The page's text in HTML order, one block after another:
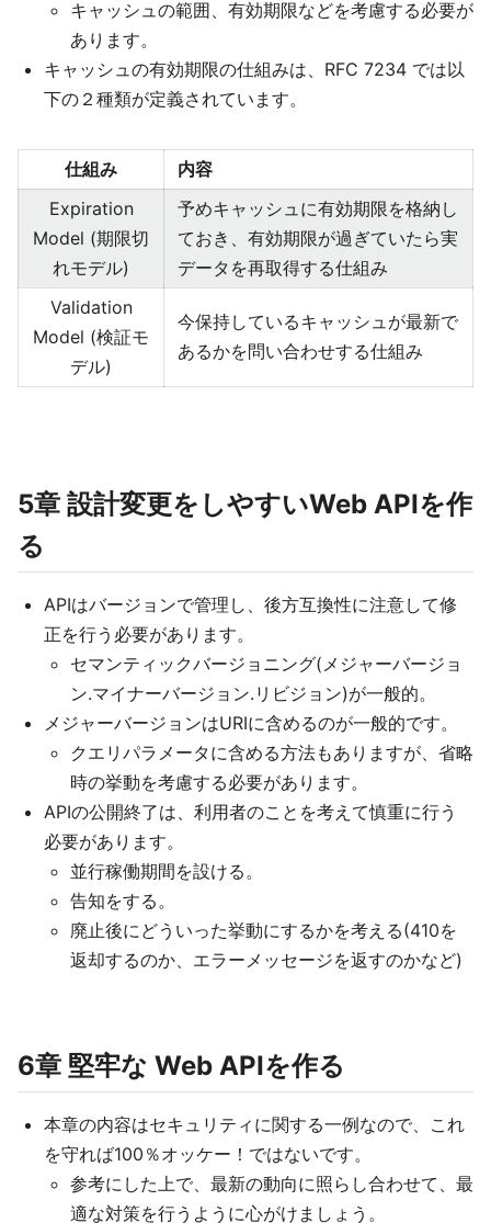
キャッシュの範囲、有効期限などを考慮する必要が
あります。
キャッシュの有効期限の仕組みは、RFC 7234 では以
下の２種類が定義されています。
仕組み
内容
Expiration
Model (期限切
れモデル)
予めキャッシュに有効期限を格納し
ておき、有効期限が過ぎていたら実
データを再取得する仕組み
Validation
Model (検証モ
デル)
今保持しているキャッシュが最新で
あるかを問い合わせする仕組み
5章 設計変更をしやすいWeb APIを作
る
APIはバージョンで管理し、後方互換性に注意して修
正を行う必要があります。
セマンティックバージョニング(メジャーバージョ
ン.マイナーバージョン.リビジョン)が一般的。
メジャーバージョンはURIに含めるのが一般的です。
クエリパラメータに含める方法もありますが、省略
時の挙動を考慮する必要があります。
APIの公開終了は、利用者のことを考えて慎重に行う
必要があります。
並行稼働期間を設ける。
告知をする。
廃止後にどういった挙動にするかを考える(410を
返却するのか、エラーメッセージを返すのかなど)
6章 堅牢な Web APIを作る
本章の内容はセキュリティに関する一例なので、これ
を守れば100％オッケー！ではないです。
参考にした上で、最新の動向に照らし合わせて、最
適な対策を行うように心がけましょう。